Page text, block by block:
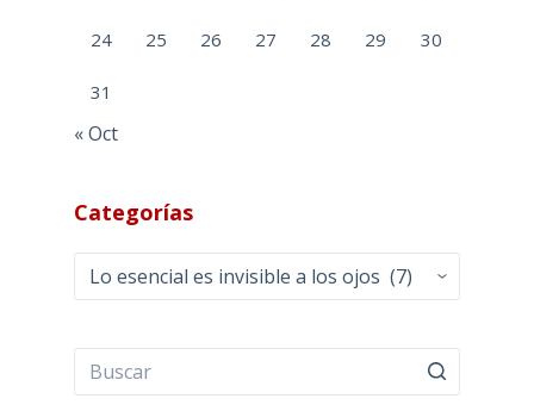
24 25 26 27 28 29 30
31
« Oct
Categorías
Categorías